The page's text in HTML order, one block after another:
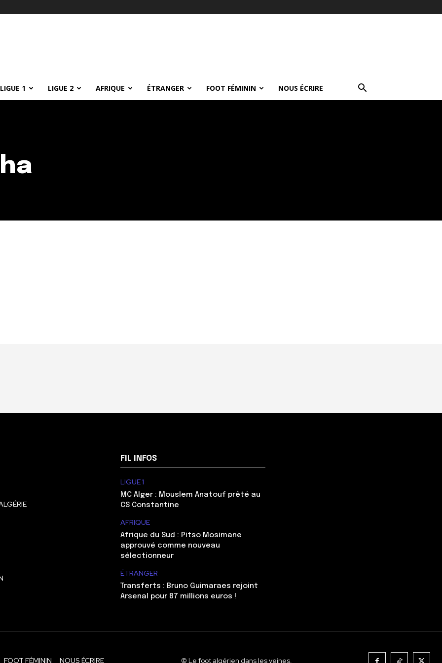
LIGUE 1 LIGUE 2 AFRIQUE ÉTRANGER FOOT FÉMININ NOUS ÉCRIRE
FIL INFOS
LIGUE 1
MC Alger : Mouslem Anatouf prêté au
CS Constantine
AFRIQUE
Afrique du Sud : Pitso Mosimane
approuvé comme nouveau
sélectionneur
ÉTRANGER
Transferts : Bruno Guimaraes rejoint
Arsenal pour 87 millions euros !
FOOT FÉMININ NOUS ÉCRIRE © Le foot algérien dans les veines.